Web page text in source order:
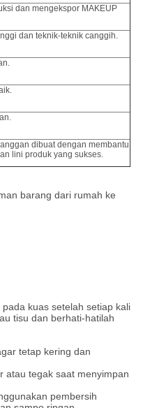
dan mengekspor MAKEUP
dan teknik-teknik canggih.
dibuat dengan membantu
lini produk yang sukses.
barang dari rumah ke
kuas setelah setiap kali
tisu dan berhati-hatilah
tetap kering dan
atau tegak saat menyimpan
pembersih